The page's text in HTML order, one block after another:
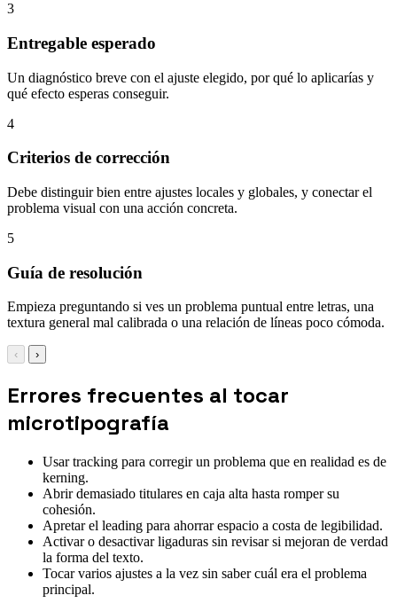
3
Entregable esperado
Un diagnóstico breve con el ajuste elegido, por qué lo aplicarías y
qué efecto esperas conseguir.
4
Criterios de corrección
Debe distinguir bien entre ajustes locales y globales, y conectar el
problema visual con una acción concreta.
5
Guía de resolución
Empieza preguntando si ves un problema puntual entre letras, una
textura general mal calibrada o una relación de líneas poco cómoda.
‹ ›
Errores frecuentes al tocar
microtipografía
Usar tracking para corregir un problema que en realidad es de
kerning.
Abrir demasiado titulares en caja alta hasta romper su
cohesión.
Apretar el leading para ahorrar espacio a costa de legibilidad.
Activar o desactivar ligaduras sin revisar si mejoran de verdad
la forma del texto.
Tocar varios ajustes a la vez sin saber cuál era el problema
principal.